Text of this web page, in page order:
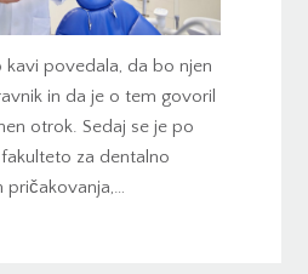
kavi povedala, da bo njen
in da je o tem govoril
otrok. Sedaj se je po
za dentalno
pričakovanja,…